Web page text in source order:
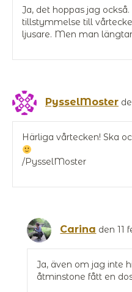
Ja, det hoppas jag
tillstymmelse till
ljusare. Men man
PysselMoster
Härliga vårtecken! Ska
/PysselMoster
Carina den 11
Ja, även om jag inte
åtminstone fått en